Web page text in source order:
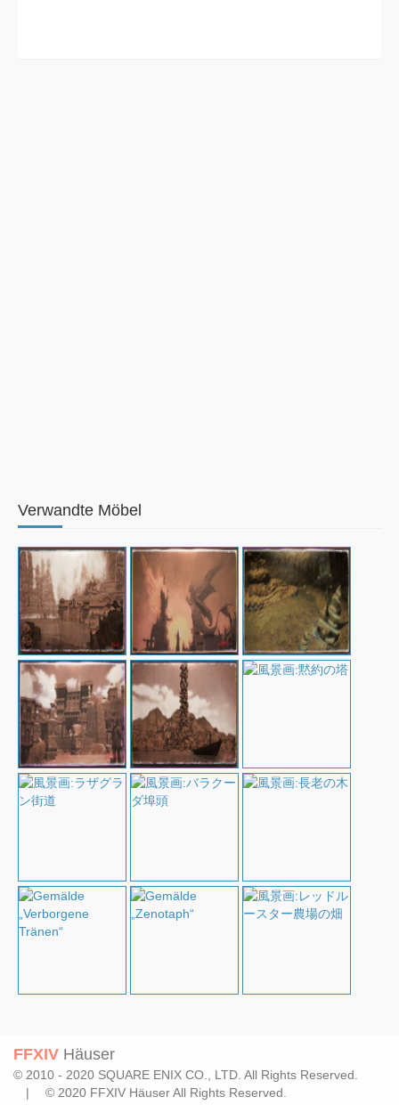
Verwandte Möbel
FFXIV Häuser
© 2010 - 2020 SQUARE ENIX CO., LTD. All Rights Reserved.
| © 2020 FFXIV Häuser All Rights Reserved.